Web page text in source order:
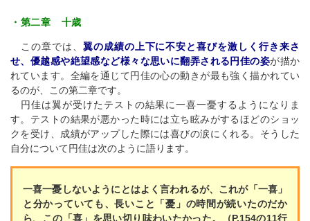
・第二章 十歳
この章では、 翼の成績の上下に不安と喜びを激しく行き来さ
せ、優越感や絶望感など様々な思いに翻弄される円佳の姿が描か
れています。全編を通じて円佳の心の動きが最も強く描かれてい
るのが、この第二章です。
円佳は翼が受けたテストの結果に一喜一憂するようになりま
す。テストの結果が悪かった時には立ち眩みがするほどのショッ
クを受け、成績がアップした際には喜びの涙にくれる。そうした
自分について円佳は次のように語ります。
一喜一憂しないようにとはよく言われるが、これが「一喜」
と分かっていても、長いこと「憂」の時間が続いたのだか
ら、この「喜」を思い切り味わいたかった。（P.154の11行